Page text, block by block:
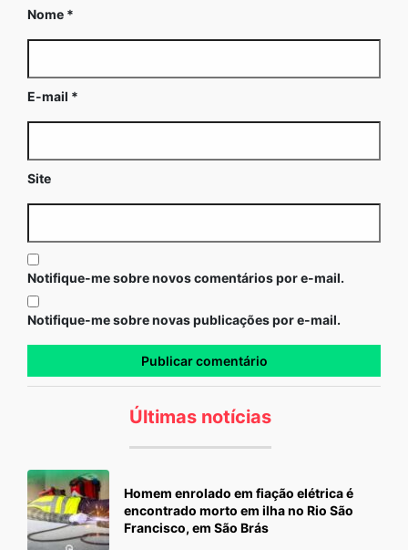
Nome *
E-mail *
Site
Notifique-me sobre novos comentários por e-mail.
Notifique-me sobre novas publicações por e-mail.
Últimas notícias
Homem enrolado em fiação elétrica é
encontrado morto em ilha no Rio São
Francisco, em São Brás